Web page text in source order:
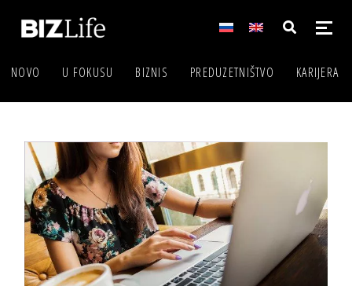
NOVO U FOKUSU BIZNIS PREDUZETNIŠTVO KARIJERA